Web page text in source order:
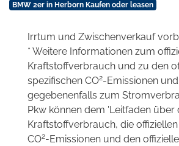
BMW 2er in Herborn Kaufen oder leasen
Irrtum und Zwischenverkauf
* Weitere Informationen zum
Kraftstoffverbrauch und zu den
spezifischen CO2-Emissionen und
gegebenenfalls zum
Pkw können dem 'Leitfaden über
Kraftstoffverbrauch, die
CO2-Emissionen und den